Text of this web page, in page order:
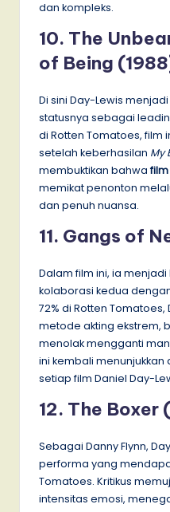
dan kompleks.
10. The
of Being
Di sini Day-Lewis
statusnya sebagai
di Rotten Tomatoes, film
setelah keberhasilan My
membuktikan bahwa
memikat penonton
dan penuh nuansa.
11. Gangs of
Dalam film ini, ia menjadi
kolaborasi kedua
72% di Rotten
metode akting ekstrem,
menolak mengganti
ini kembali
setiap film Daniel Day-
12. The Boxer
Sebagai Danny Flynn,
performa yang
Tomatoes. Kritikus
intensitas emosi,